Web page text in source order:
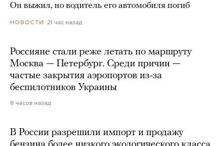
Он выжил, но водитель его автомобиля погиб
НОВОСТИ 21 час назад
Россияне стали реже летать по маршруту
Москва — Петербург. Среди причин —
частые закрытия аэропортов из-за
беспилотников Украины
8 часов назад
В России разрешили импорт и продажу